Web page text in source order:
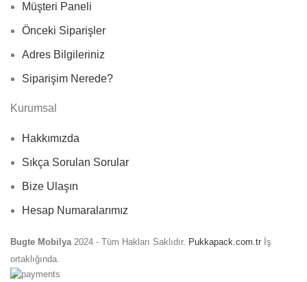
Müşteri Paneli
Önceki Siparişler
Adres Bilgileriniz
Siparişim Nerede?
Kurumsal
Hakkımızda
Sıkça Sorulan Sorular
Bize Ulaşın
Hesap Numaralarımız
Bugte Mobilya 2024 - Tüm Hakları Saklıdır. Pukkapack.com.tr İş
ortaklığında.